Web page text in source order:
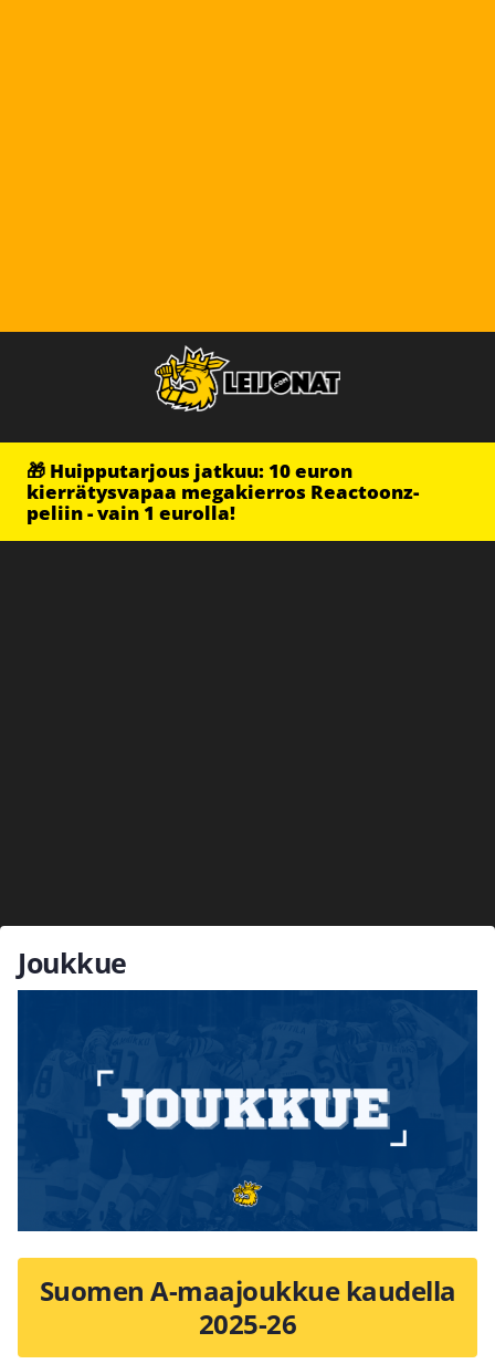
🎁 Huipputarjous jatkuu: 10 euron
kierrätysvapaa megakierros Reactoonz-
peliin - vain 1 eurolla!
Joukkue
Suomen A-maajoukkue kaudella
2025-26